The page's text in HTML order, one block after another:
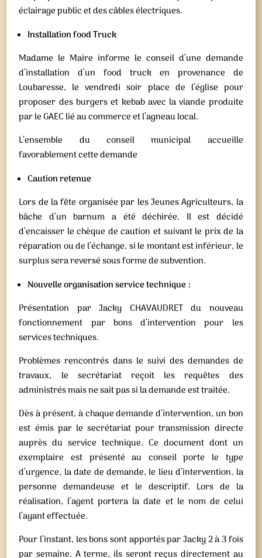
éclairage public et des câbles électriques.
Installation food Truck
Madame le Maire informe le conseil d’une demande
d’installation d’un food truck en provenance de
Loubaresse, le vendredi soir place de l’église pour
proposer des burgers et kebab avec la viande produite
par le GAEC lié au commerce et l’agneau local.
L’ensemble du conseil municipal accueille
favorablement cette demande
Caution retenue
Lors de la fête organisée par les Jeunes Agriculteurs, la
bâche d’un barnum a été déchirée. Il est décidé
d’encaisser le chèque de caution et suivant le prix de la
réparation ou de l’échange, si le montant est inférieur, le
surplus sera reversé sous forme de subvention.
Nouvelle organisation service technique :
Présentation par Jacky CHAVAUDRET du nouveau
fonctionnement par bons d’intervention pour les
services techniques.
Problèmes rencontrés dans le suivi des demandes de
travaux, le secrétariat reçoit les requêtes des
administrés mais ne sait pas si la demande est traitée.
Dès à présent, à chaque demande d’intervention, un bon
est émis par le secrétariat pour transmission directe
auprès du service technique. Ce document dont un
exemplaire est présenté au conseil porte le type
d’urgence, la date de demande, le lieu d’intervention, la
personne demandeuse et le descriptif. Lors de la
réalisation, l’agent portera la date et le nom de celui
l’ayant effectuée.
Pour l’instant, les bons sont apportés par Jacky 2 à 3 fois
par semaine. A terme, ils seront reçus directement au